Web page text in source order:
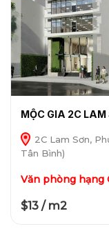
MỘC GIA 2C LAM
2C Lam Sơn,
Tân Bình)
Văn phòng hạng
$13 / m2